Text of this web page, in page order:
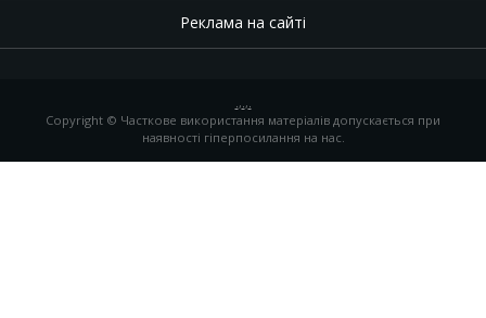
Реклама на сайті
, ,
Copyright © Часткове використання матеріалів допускається при
наявності гіперпосилання на нас.